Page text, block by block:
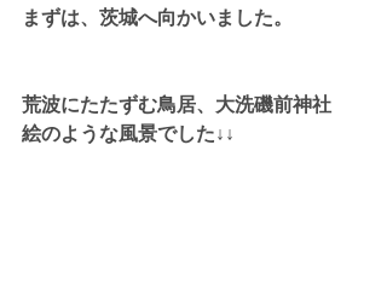
まずは、茨城へ向かいました。
荒波にたたずむ鳥居、大洗磯前神社
絵のような風景でした↓↓